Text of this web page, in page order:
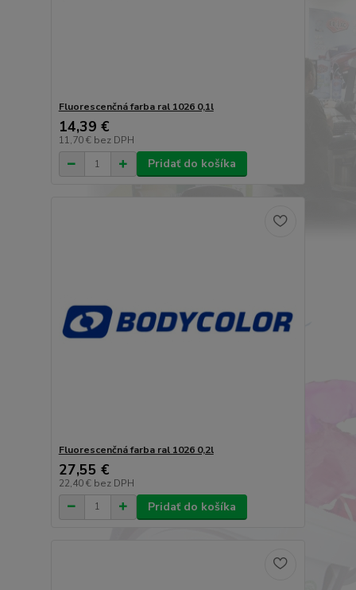
Fluorescenčná farba ral 1026 0,1l
14,39 €
11,70 € bez DPH
Pridať do košíka
Fluorescenčná farba ral 1026 0,2l
27,55 €
22,40 € bez DPH
Pridať do košíka